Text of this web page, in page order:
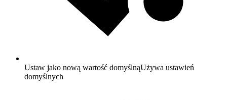
Ustaw jako nową wartość domyślnąUżywa ustawień
domyślnych